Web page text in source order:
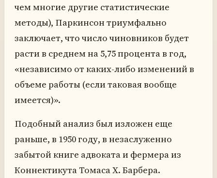
чем многие другие статистические
методы), Паркинсон триумфально
заключает, что число чиновников будет
расти в среднем на 5,75 процента в год,
«независимо от каких-либо изменений в
объеме работы (если таковая вообще
имеется)».
Подобный анализ был изложен еще
раньше, в 1950 году, в незаслуженно
забытой книге адвоката и фермера из
Коннектикута Томаса Х. Барбера.